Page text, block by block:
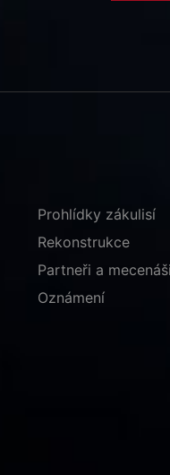
Prohlídky zákulisí
Rekonstrukce
Partneři a
Oznámení